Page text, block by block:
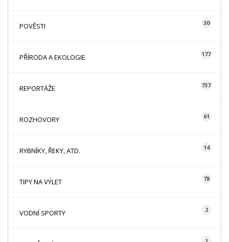
POVĚSTI 30
PŘÍRODA A EKOLOGIE 177
REPORTÁŽE 737
ROZHOVORY 61
RYBNÍKY, ŘEKY, ATD. 14
TIPY NA VÝLET 78
VODNÍ SPORTY 2